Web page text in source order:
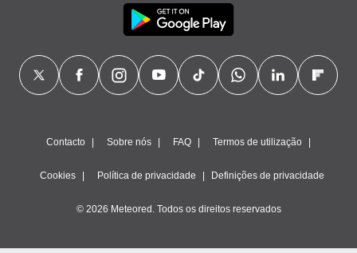
Contacto Sobre nós FAQ Termos de utilização
Cookies Política de privacidade Definições de privacidade
© 2026 Meteored. Todos os direitos reservados